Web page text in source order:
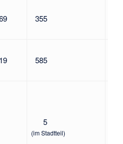
355
585
5
(im Stadtteil)